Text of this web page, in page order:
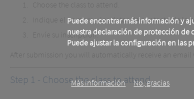
Puede encontrar más información y
nuestra declaración de protección de
Puede ajustar la configuración en las
Más información No, gracias
Choose the class to attend.
Indique el nombre y los datos de contacto de la
Envíe su inscripción.
After submission you will automatically receive an
Step 1 - Choose the class to attend.